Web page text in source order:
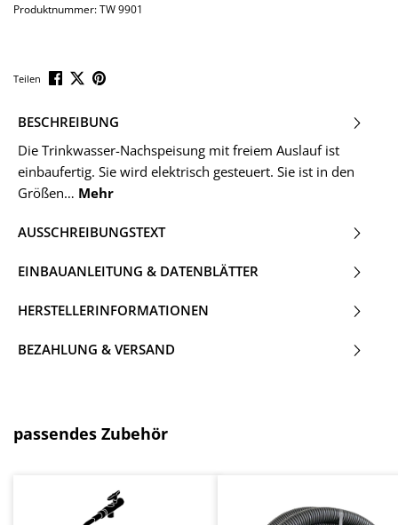
Produktnummer:TW 9901
Teilen
BESCHREIBUNG
Die Trinkwasser-Nachspeisung mit freiem Auslauf ist
einbaufertig. Sie wird elektrisch gesteuert. Sie ist in den
Größen… Mehr
AUSSCHREIBUNGSTEXT
EINBAUANLEITUNG & DATENBLÄTTER
HERSTELLERINFORMATIONEN
BEZAHLUNG & VERSAND
Produktgalerie überspringen
passendes Zubehör